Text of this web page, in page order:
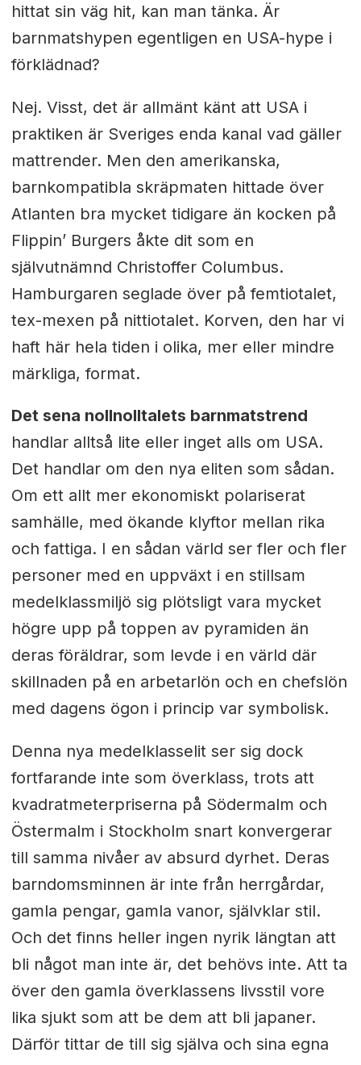
hittat sin väg hit, kan man tänka. Är
barnmatshypen egentligen en USA-hype i
förklädnad?
Nej. Visst, det är allmänt känt att USA i
praktiken är Sveriges enda kanal vad gäller
mattrender. Men den amerikanska,
barnkompatibla skräpmaten hittade över
Atlanten bra mycket tidigare än kocken på
Flippin’ Burgers åkte dit som en
självutnämnd Christoffer Columbus.
Hamburgaren seglade över på femtiotalet,
tex-mexen på nittiotalet. Korven, den har vi
haft här hela tiden i olika, mer eller mindre
märkliga, format.
Det sena nollnolltalets barnmatstrend
handlar alltså lite eller inget alls om USA.
Det handlar om den nya eliten som sådan.
Om ett allt mer ekonomiskt polariserat
samhälle, med ökande klyftor mellan rika
och fattiga. I en sådan värld ser fler och fler
personer med en uppväxt i en stillsam
medelklassmiljö sig plötsligt vara mycket
högre upp på toppen av pyramiden än
deras föräldrar, som levde i en värld där
skillnaden på en arbetarlön och en chefslön
med dagens ögon i princip var symbolisk.
Denna nya medelklasselit ser sig dock
fortfarande inte som överklass, trots att
kvadratmeterpriserna på Södermalm och
Östermalm i Stockholm snart konvergerar
till samma nivåer av absurd dyrhet. Deras
barndomsminnen är inte från herrgårdar,
gamla pengar, gamla vanor, självklar stil.
Och det finns heller ingen nyrik längtan att
bli något man inte är, det behövs inte. Att ta
över den gamla överklassens livsstil vore
lika sjukt som att be dem att bli japaner.
Därför tittar de till sig själva och sina egna